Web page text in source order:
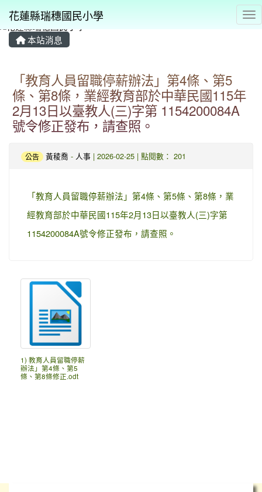
花蓮縣瑞穗國民小學
本站消息
「教育人員留職停薪辦法」第4條、第5
條、第8條，業經教育部於中華民國115年
2月13日以臺教人(三)字第 1154200084A
號令修正發布，請查照。
公告 黃稜喬 - 人事 | 2026-02-25 | 點閱數： 201
「教育人員留職停薪辦法」第4條、第5條、第8條，業
經教育部於中華民國115年2月13日以臺教人(三)字第
1154200084A號令修正發布，請查照。
1) 教育人員留職停薪
辦法」第4條、第5
條、第8條修正.odt